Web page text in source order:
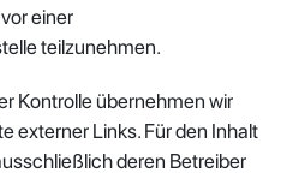
einer
teilzunehmen.
Kontrolle übernehmen wir
externer Links. Für den Inhalt
deren Betreiber